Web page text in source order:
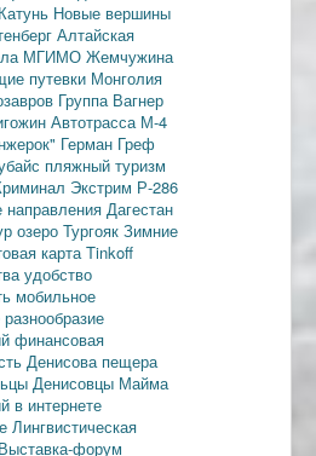
Новые вершины
Алтайская
МГИМО Жемчужина
путевки Монголия
Группа Вагнер
Автотрасса М-4
Герман Греф
пляжный туризм
Экстрим Р-286
Дагестан
озеро Тургояк Зимние
картаTinkoff
удобство
мобильное
разнообразие
финансовая
Денисова пещера
Денисовцы Майма
в интернете
Лингвистическая
Выставка-форум